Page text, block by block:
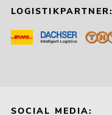
LOGISTIKPARTNER:
SOCIAL MEDIA: